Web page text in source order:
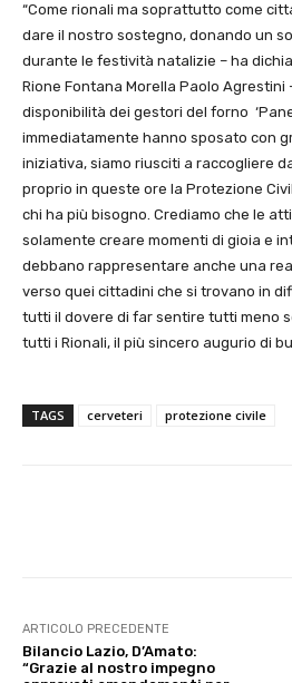
“Come rionali ma soprattutto come
dare il nostro sostegno, donando un
durante le festività natalizie – ha
Rione Fontana Morella Paolo Agrestini
disponibilità dei gestori del forno
immediatamente hanno sposato con
iniziativa, siamo riusciti a raccogliere
proprio in queste ore la Protezione
chi ha più bisogno. Crediamo che le
solamente creare momenti di gioia e
debbano rappresentare anche una
verso quei cittadini che si trovano in
tutti il dovere di far sentire tutti meno
tutti i Rionali, il più sincero augurio di
TAGS cerveteri protezione civile
ARTICOLO PRECEDENTE
Bilancio Lazio, D’Amato:
“Grazie al nostro impegno